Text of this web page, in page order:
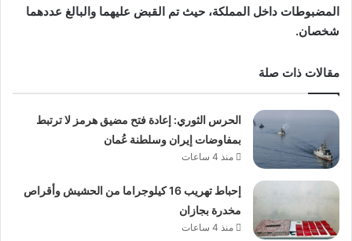
المضبوطات داخل المملكة، حيث تم القبض عليهما والبالغ عددهما
شخصان.
مقالات ذات صلة
الحرس الثوري: إعادة فتح مضيق هرمز لا ترتبط
بمفاوضات إيران وسلطنة عُمان
منذ 4 ساعات
إحباط تهريب 16 كيلوجراما من الحشيش وأقراص
مخدرة بجازان
منذ 4 ساعات